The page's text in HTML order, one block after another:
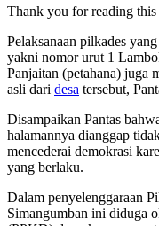
Thank you for reading
Pelaksanaan pilkades
yakni nomor urut 1
Panjaitan (petahana) juga
asli dari desa tersebut,
Disampaikan Pantas
halamannya dianggap
mencederai demokrasi
yang berlaku.
Dalam penyelenggaraan
Simangumban ini diduga